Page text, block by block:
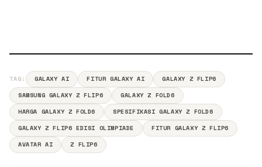
TAG: GALAXY AI FITUR GALAXY AI
GALAXY Z FLIP6
SAMSUNG GALAXY Z FLIP6
GALAXY Z FOLD6
HARGA GALAXY Z FOLD6
SPESIFIKASI GALAXY Z FOLD6
GALAXY Z FLIP6 EDISI OLIMPIADE
FITUR GALAXY Z FLIP6
AVATAR AI
Z FLIP6